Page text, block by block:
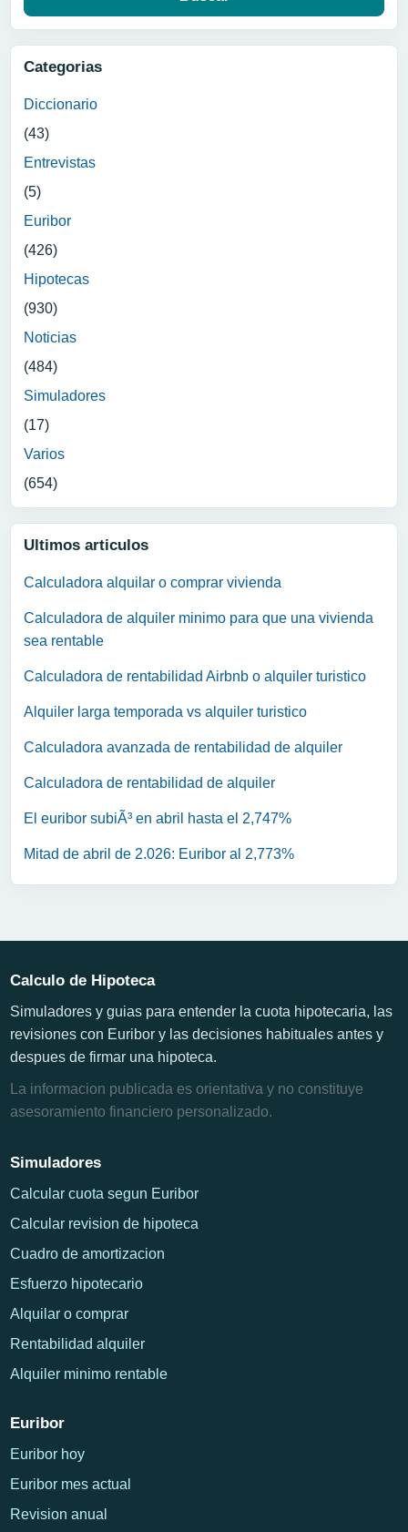
Categorias
Diccionario
(43)
Entrevistas
(5)
Euribor
(426)
Hipotecas
(930)
Noticias
(484)
Simuladores
(17)
Varios
(654)
Ultimos articulos
Calculadora alquilar o comprar vivienda
Calculadora de alquiler minimo para que una vivienda
sea rentable
Calculadora de rentabilidad Airbnb o alquiler turistico
Alquiler larga temporada vs alquiler turistico
Calculadora avanzada de rentabilidad de alquiler
Calculadora de rentabilidad de alquiler
El euribor subiÃ³ en abril hasta el 2,747%
Mitad de abril de 2.026: Euribor al 2,773%
Calculo de Hipoteca
Simuladores y guias para entender la cuota hipotecaria, las
revisiones con Euribor y las decisiones habituales antes y
despues de firmar una hipoteca.
La informacion publicada es orientativa y no constituye
asesoramiento financiero personalizado.
Simuladores
Calcular cuota segun Euribor
Calcular revision de hipoteca
Cuadro de amortizacion
Esfuerzo hipotecario
Alquilar o comprar
Rentabilidad alquiler
Alquiler minimo rentable
Euribor
Euribor hoy
Euribor mes actual
Revision anual